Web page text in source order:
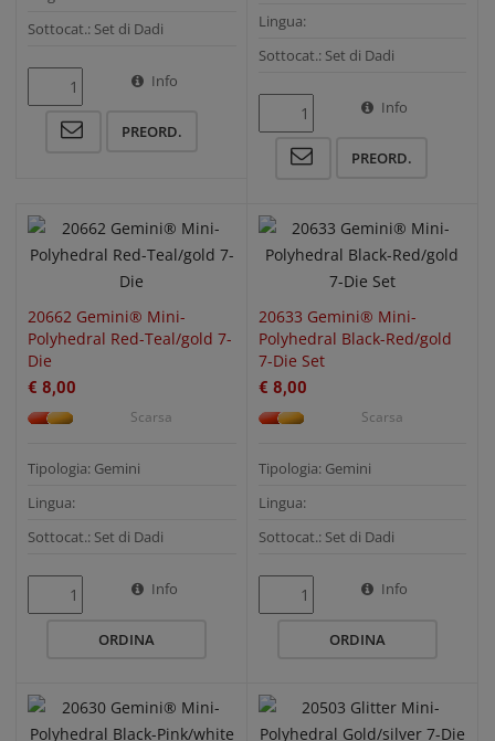
Sottocat.: Set di Dadi
Info
PREORD.
Lingua:
Sottocat.: Set di Dadi
Info
PREORD.
20662 Gemini® Mini-
Polyhedral Red-Teal/gold 7-
Die
€ 8,00
Scarsa
Tipologia: Gemini
Lingua:
Sottocat.: Set di Dadi
Info
ORDINA
QUICK VIEW
20633 Gemini® Mini-
Polyhedral Black-Red/gold
7-Die Set
€ 8,00
Scarsa
Tipologia: Gemini
Lingua:
Sottocat.: Set di Dadi
Info
ORDINA
QUICK VIEW QUICK VIEW